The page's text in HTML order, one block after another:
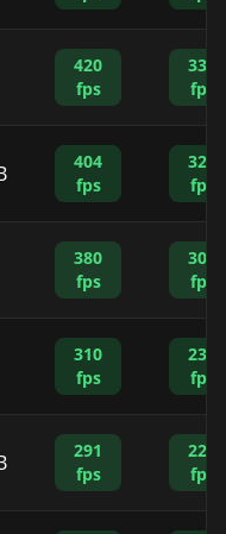
420
fps
335
fps
404
fps
321
fps
380
fps
300
fps
310
fps
235
fps
291
fps
226
fps